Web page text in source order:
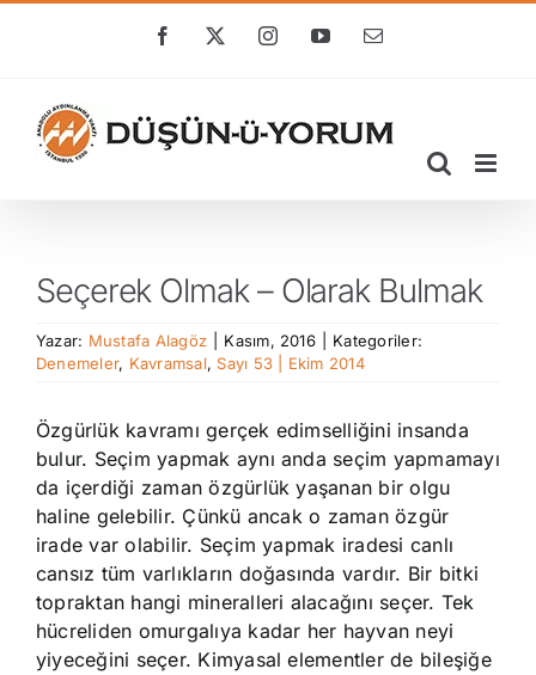
Facebook
X InstagramYouTube
E-
Seçerek Olmak – Olarak Bulmak
Yazar: Mustafa Alagöz Kasım, 2016
Kategoriler:
Denemeler, Kavramsal, Sayı 53 | Ekim 2014
Özgürlük kavramı gerçek edimselliğini insanda
bulur. Seçim yapmak aynı anda seçim yapmamayı
da içerdiği zaman özgürlük yaşanan bir olgu
haline gelebilir. Çünkü ancak o zaman özgür
irade var olabilir. Seçim yapmak iradesi canlı
cansız tüm varlıkların doğasında vardır. Bir bitki
topraktan hangi mineralleri alacağını seçer. Tek
hücreliden omurgalıya kadar her hayvan neyi
yiyeceğini seçer. Kimyasal elementler de bileşiğe